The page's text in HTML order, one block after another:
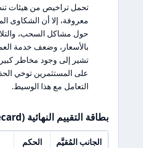
تحمل تراخيص من هيئات
معروفة، إلا أن الشكاوى
حول مشاكل السحب،
بالأسعار، وضعف خدمة
تشير إلى وجود مخاطر
على المستثمرين توخي
التعامل مع هذا الوسيط.
بطاقة التقييم النهائية (Scorecard)
الجانب المُقيَّم الحكم